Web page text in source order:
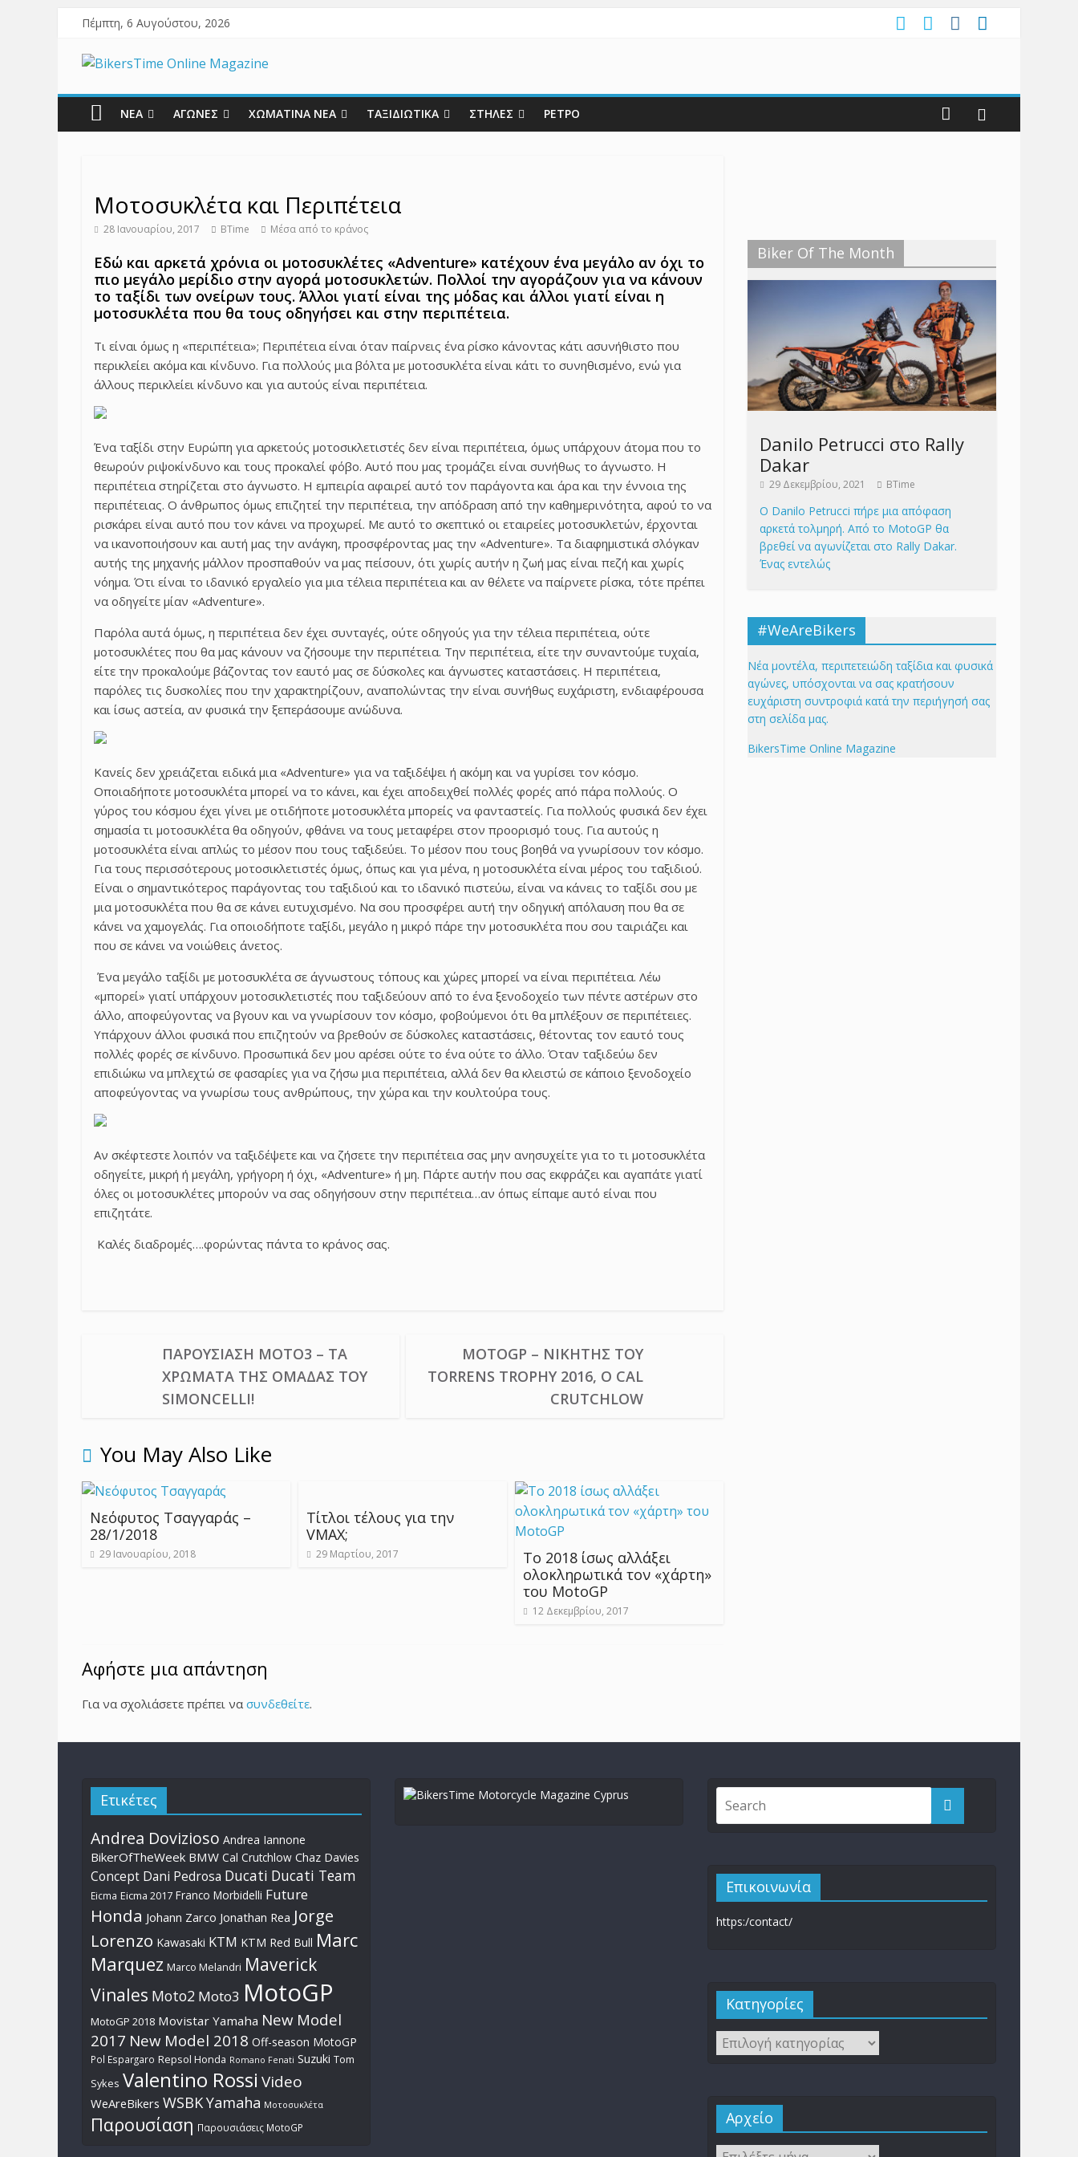
Πέμπτη, 6 Αυγούστου, 2026
ΝΕΑ ΑΓΩΝΕΣ ΧΩΜΑΤΙΝΑ ΝΕΑ ΤΑΞΙΔΙΩΤΙΚΑ ΣΤΗΛΕΣ ΡΕΤΡΟ
Μοτοσυκλέτα και Περιπέτεια
28 Ιανουαρίου, 2017 BTime Μέσα από το κράνος
Εδώ και αρκετά χρόνια οι μοτοσυκλέτες «Adventure» κατέχουν ένα μεγάλο αν όχι το
πιο μεγάλο μερίδιο στην αγορά μοτοσυκλετών. Πολλοί την αγοράζουν για να κάνουν
το ταξίδι των ονείρων τους. Άλλοι γιατί είναι της μόδας και άλλοι γιατί είναι η
μοτοσυκλέτα που θα τους οδηγήσει και στην περιπέτεια.
Τι είναι όμως η «περιπέτεια»; Περιπέτεια είναι όταν παίρνεις ένα ρίσκο κάνοντας κάτι ασυνήθιστο που
περικλείει ακόμα και κίνδυνο. Για πολλούς μια βόλτα με μοτοσυκλέτα είναι κάτι το συνηθισμένο, ενώ για
άλλους περικλείει κίνδυνο και για αυτούς είναι περιπέτεια.
Ένα ταξίδι στην Ευρώπη για αρκετούς μοτοσικλετιστές δεν είναι περιπέτεια, όμως υπάρχουν άτομα που το
θεωρούν ριψοκίνδυνο και τους προκαλεί φόβο. Αυτό που μας τρομάζει είναι συνήθως το άγνωστο. Η
περιπέτεια στηρίζεται στο άγνωστο. Η εμπειρία αφαιρεί αυτό τον παράγοντα και άρα και την έννοια της
περιπέτειας. Ο άνθρωπος όμως επιζητεί την περιπέτεια, την απόδραση από την καθημερινότητα, αφού το να
ρισκάρει είναι αυτό που τον κάνει να προχωρεί. Με αυτό το σκεπτικό οι εταιρείες μοτοσυκλετών, έρχονται
να ικανοποιήσουν και αυτή μας την ανάγκη, προσφέροντας μας την «Adventure». Τα διαφημιστικά σλόγκαν
αυτής της μηχανής μάλλον προσπαθούν να μας πείσουν, ότι χωρίς αυτήν η ζωή μας είναι πεζή και χωρίς
νόημα. Ότι είναι το ιδανικό εργαλείο για μια τέλεια περιπέτεια και αν θέλετε να παίρνετε ρίσκα, τότε πρέπει
να οδηγείτε μίαν «Adventure».
Παρόλα αυτά όμως, η περιπέτεια δεν έχει συνταγές, ούτε οδηγούς για την τέλεια περιπέτεια, ούτε
μοτοσυκλέτες που θα μας κάνουν να ζήσουμε την περιπέτεια. Την περιπέτεια, είτε την συναντούμε τυχαία,
είτε την προκαλούμε βάζοντας τον εαυτό μας σε δύσκολες και άγνωστες καταστάσεις. Η περιπέτεια,
παρόλες τις δυσκολίες που την χαρακτηρίζουν, αναπολώντας την είναι συνήθως ευχάριστη, ενδιαφέρουσα
και ίσως αστεία, αν φυσικά την ξεπεράσουμε ανώδυνα.
Κανείς δεν χρειάζεται ειδικά μια «Adventure» για να ταξιδέψει ή ακόμη και να γυρίσει τον κόσμο.
Οποιαδήποτε μοτοσυκλέτα μπορεί να το κάνει, και έχει αποδειχθεί πολλές φορές από πάρα πολλούς. Ο
γύρος του κόσμου έχει γίνει με οτιδήποτε μοτοσυκλέτα μπορείς να φανταστείς. Για πολλούς φυσικά δεν έχει
σημασία τι μοτοσυκλέτα θα οδηγούν, φθάνει να τους μεταφέρει στον προορισμό τους. Για αυτούς η
μοτοσυκλέτα είναι απλώς το μέσον που τους ταξιδεύει. Το μέσον που τους βοηθά να γνωρίσουν τον κόσμο.
Για τους περισσότερους μοτοσικλετιστές όμως, όπως και για μένα, η μοτοσυκλέτα είναι μέρος του ταξιδιού.
Είναι ο σημαντικότερος παράγοντας του ταξιδιού και το ιδανικό πιστεύω, είναι να κάνεις το ταξίδι σου με
μια μοτοσυκλέτα που θα σε κάνει ευτυχισμένο. Nα σου προσφέρει αυτή την οδηγική απόλαυση που θα σε
κάνει να χαμογελάς. Για οποιοδήποτε ταξίδι, μεγάλο η μικρό πάρε την μοτοσυκλέτα που σου ταιριάζει και
που σε κάνει να νοιώθεις άνετος.
Ένα μεγάλο ταξίδι με μοτοσυκλέτα σε άγνωστους τόπους και χώρες μπορεί να είναι περιπέτεια. Λέω
«μπορεί» γιατί υπάρχουν μοτοσικλετιστές που ταξιδεύουν από το ένα ξενοδοχείο των πέντε αστέρων στο
άλλο, αποφεύγοντας να βγουν και να γνωρίσουν τον κόσμο, φοβούμενοι ότι θα μπλέξουν σε περιπέτειες.
Υπάρχουν άλλοι φυσικά που επιζητούν να βρεθούν σε δύσκολες καταστάσεις, θέτοντας τον εαυτό τους
πολλές φορές σε κίνδυνο. Προσωπικά δεν μου αρέσει ούτε το ένα ούτε το άλλο. Όταν ταξιδεύω δεν
επιδιώκω να μπλεχτώ σε φασαρίες για να ζήσω μια περιπέτεια, αλλά δεν θα κλειστώ σε κάποιο ξενοδοχείο
αποφεύγοντας να γνωρίσω τους ανθρώπους, την χώρα και την κουλτούρα τους.
Αν σκέφτεστε λοιπόν να ταξιδέψετε και να ζήσετε την περιπέτεια σας μην ανησυχείτε για το τι μοτοσυκλέτα
οδηγείτε, μικρή ή μεγάλη, γρήγορη ή όχι, «Adventure» ή μη. Πάρτε αυτήν που σας εκφράζει και αγαπάτε γιατί
όλες οι μοτοσυκλέτες μπορούν να σας οδηγήσουν στην περιπέτεια…αν όπως είπαμε αυτό είναι που
επιζητάτε.
Καλές διαδρομές….φορώντας πάντα το κράνος σας.
ΠΑΡΟΥΣΊΑΣΗ MOTO3 – ΤΑ
ΧΡΏΜΑΤΑ ΤΗΣ ΟΜΆΔΑΣ ΤΟΥ
SIMONCELLI!
MOTOGP – ΝΙΚΗΤΉΣ ΤΟΥ
TORRENS TROPHY 2016, Ο CAL
CRUTCHLOW
You May Also Like
Νεόφυτος Τσαγγαράς –
28/1/2018
29 Ιανουαρίου, 2018
Τίτλοι τέλους για την
VMAX;
29 Μαρτίου, 2017
Το 2018 ίσως αλλάξει
ολοκληρωτικά τον «χάρτη»
του MotoGP
12 Δεκεμβρίου, 2017
Αφήστε μια απάντηση
Για να σχολιάσετε πρέπει να συνδεθείτε.
Biker Of The Month
Danilo Petrucci στο Rally
Dakar
29 Δεκεμβρίου, 2021 BTime
Ο Danilo Petrucci πήρε μια απόφαση
αρκετά τολμηρή. Από το MotoGP θα
βρεθεί να αγωνίζεται στο Rally Dakar.
Ένας εντελώς
#WeAreBikers
Νέα μοντέλα, περιπετειώδη ταξίδια και φυσικά
αγώνες, υπόσχονται να σας κρατήσουν
ευχάριστη συντροφιά κατά την περιήγησή σας
στη σελίδα μας.
BikersTime Online Magazine
Ετικέτες
Andrea Dovizioso Andrea Iannone
BikerOfTheWeek BMW Cal Crutchlow Chaz Davies
Concept Dani Pedrosa Ducati Ducati Team
Eicma Eicma 2017 Franco Morbidelli Future
Honda Johann Zarco Jonathan Rea Jorge
Lorenzo Kawasaki KTM KTM Red Bull Marc
Marquez Marco Melandri Maverick
Vinales Moto2 Moto3 MotoGP
MotoGP 2018 Movistar Yamaha New Model
2017 New Model 2018 Off-season MotoGP
Pol Espargaro Repsol Honda Romano Fenati Suzuki Tom
Sykes Valentino Rossi Video
WeAreBikers WSBKYamaha Μοτοσυκλέτα
Παρουσίαση Παρουσιάσεις MotoGP
Επικοινωνία
https:/contact/
Kατηγορίες
Αρχείο